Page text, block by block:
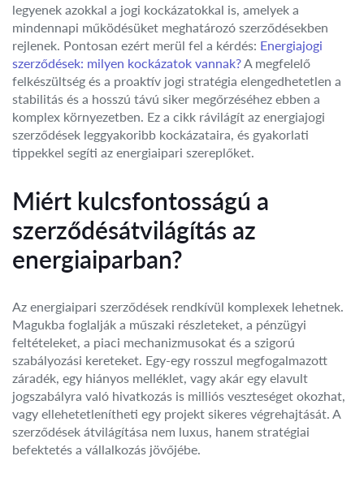
legyenek azokkal a jogi kockázatokkal is, amelyek a
mindennapi működésüket meghatározó szerződésekben
rejlenek. Pontosan ezért merül fel a kérdés: Energiajogi
szerződések: milyen kockázatok vannak?A megfelelő
felkészültség és a proaktív jogi stratégia elengedhetetlen a
stabilitás és a hosszú távú siker megőrzéséhez ebben a
komplex környezetben. Ez a cikk rávilágít az energiajogi
szerződések leggyakoribb kockázataira, és gyakorlati
tippekkel segíti az energiaipari szereplőket.
Miért kulcsfontosságú a
szerződésátvilágítás az
energiaiparban?
Az energiaipari szerződések rendkívül komplexek lehetnek.
Magukba foglalják a műszaki részleteket, a pénzügyi
feltételeket, a piaci mechanizmusokat és a szigorú
szabályozási kereteket. Egy-egy rosszul megfogalmazott
záradék, egy hiányos melléklet, vagy akár egy elavult
jogszabályra való hivatkozás is milliós veszteséget okozhat,
vagy ellehetetlenítheti egy projekt sikeres végrehajtását. A
szerződések átvilágítása nem luxus, hanem stratégiai
befektetés a vállalkozás jövőjébe.